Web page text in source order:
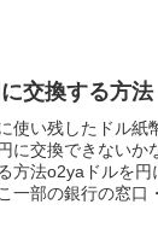
交換する方法
使い残したドル紙
に交換できないか
方法o2yaドルを
一部の銀行の窓口